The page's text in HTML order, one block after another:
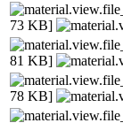
73 KB]
81 KB]
78 KB]